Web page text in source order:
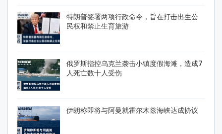
特朗普签署两项行政命令，旨在打击出生公
民权和禁止生育旅游
俄罗斯指控乌克兰袭击小镇度假海滩，造成7
人死亡数十人受伤
伊朗称即将与阿曼就霍尔木兹海峡达成协议